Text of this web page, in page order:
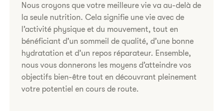
Nous croyons que votre meilleure vie va au-delà de
la seule nutrition. Cela signifie une vie avec de
l’activité physique et du mouvement, tout en
bénéficiant d’un sommeil de qualité, d’une bonne
hydratation et d’un repos réparateur. Ensemble,
nous vous donnerons les moyens d’atteindre vos
objectifs bien-être tout en découvrant pleinement
votre potentiel en cours de route.